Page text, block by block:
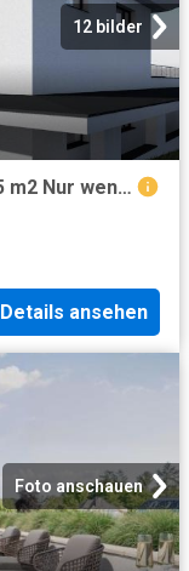
12 bilder
Einzigartiges Luxusprojekt auf 8365 m2 Nur wenige Minuten von der österreichischen Grenze entfernt mit traumhaften Panoramablick in UNGARN
Details ansehen
Foto anschauen